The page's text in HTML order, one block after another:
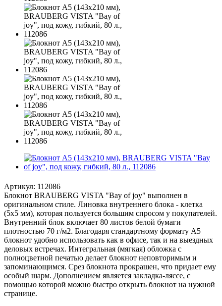
Артикул: 112086
Блокнот BRAUBERG VISTA "Bay of joy" выполнен в
оригинальном стиле. Линовка внутреннего блока - клетка
(5х5 мм), которая пользуется большим спросом у покупателей.
Внутренний блок включает 80 листов белой бумаги
плотностью 70 г/м2. Благодаря стандартному формату А5
блокнот удобно использовать как в офисе, так и на выездных
деловых встречах. Интегральная (мягкая) обложка с
полноцветной печатью делает блокнот неповторимым и
запоминающимся. Срез блокнота прокрашен, что придает ему
особый шарм. Дополнением является закладка-ляссе, с
помощью которой можно быстро открыть блокнот на нужной
странице.